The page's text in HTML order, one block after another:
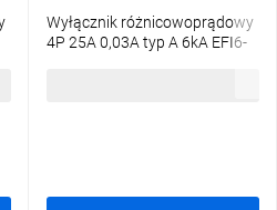
Wyłącznik różnicowoprądowy
4P 25A 0,03A typ A 6kA EFI6-